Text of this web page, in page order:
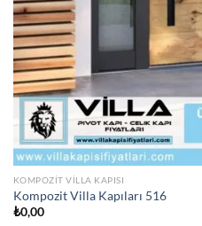
KOMPOZIT VILLA KAPISI
Kompozit Villa Kapıları 516
₺0,00